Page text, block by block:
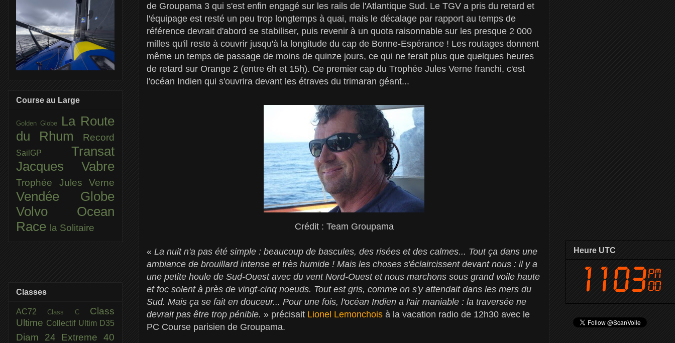
de Groupama 3 qui s'est enfin engagé sur les rails de l'Atlantique Sud. Le TGV a pris du retard et
l'équipage est resté un peu trop longtemps à quai, mais le décalage par rapport au temps de
référence devrait d'abord se stabiliser, puis revenir à un quota raisonnable sur les presque 2 000
milles qu'il reste à couvrir jusqu'à la longitude du cap de Bonne-Espérance ! Les routages donnent
même un temps de passage de moins de quinze jours, ce qui ne ferait plus que quelques heures
de retard sur Orange 2 (entre 6h et 15h). Ce premier cap du Trophée Jules Verne franchi, c'est
l'océan Indien qui s'ouvrira devant les étraves du trimaran géant...
Crédit : Team Groupama
« La nuit n'a pas été simple : beaucoup de bascules, des risées et des calmes... Tout ça dans une
ambiance de brouillard intense et très humide ! Mais les choses s'éclaircissent devant nous : il y a
une petite houle de Sud-Ouest avec du vent Nord-Ouest et nous marchons sous grand voile haute
et foc solent à près de vingt-cinq noeuds. Tout est gris, comme on s'y attendait dans les mers du
Sud. Mais ça se fait en douceur... Pour une fois, l'océan Indien a l'air maniable : la traversée ne
devrait pas être trop pénible. » précisait Lionel Lemonchois à la vacation radio de 12h30 avec le
PC Course parisien de Groupama.
Course au Large
Golden Globe
La Route
du Rhum
Record
SailGP Transat
Jacques Vabre
Trophée Jules Verne
Vendée Globe
Volvo Ocean
Race la Solitaire
Classes
AC72Class C Class
Ultime Collectif Ultim D35
Diam 24 Extreme 40
Heure UTC